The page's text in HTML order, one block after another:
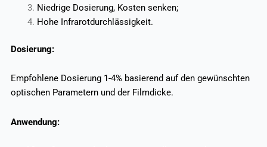
Niedrige Dosierung, Kosten senken;
Hohe Infrarotdurchlässigkeit.
Dosierung:
Empfohlene Dosierung 1-4% basierend auf den gewünschten
optischen Parametern und der Filmdicke.
Anwendung: